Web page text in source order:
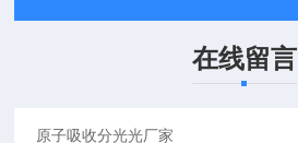
在线留言